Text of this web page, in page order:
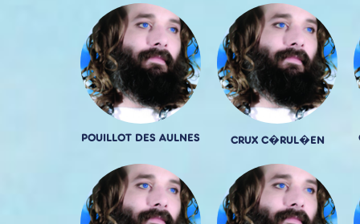
POUILLOT DES AULNES CRUX C�RUL�EN